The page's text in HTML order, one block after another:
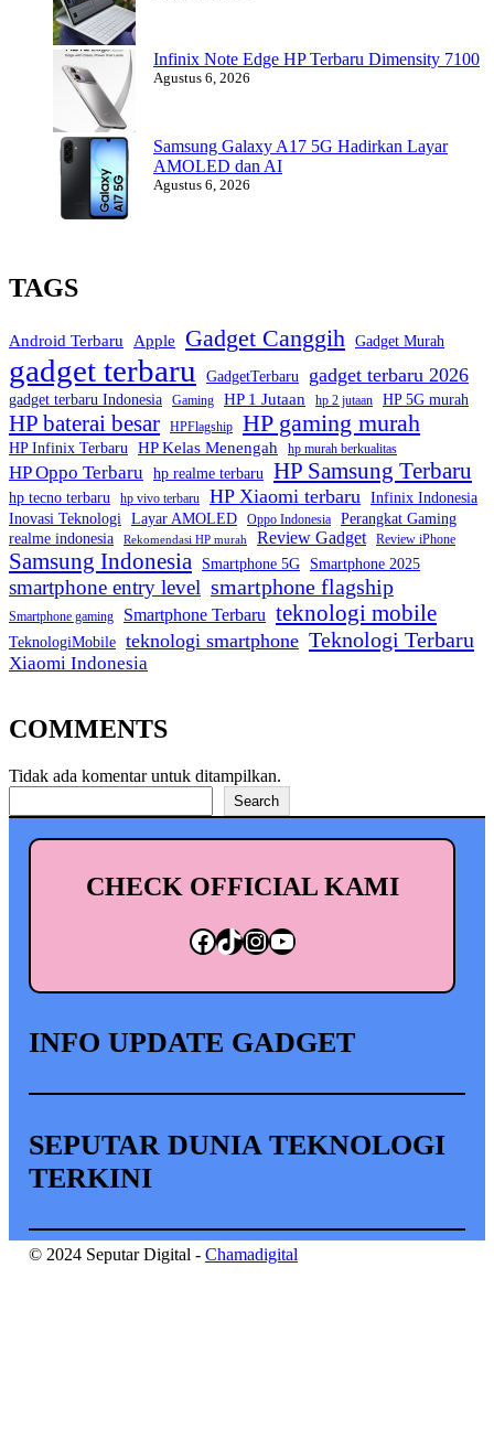
Infinix Note Edge HP Terbaru Dimensity 7100
Agustus 6, 2026
Samsung Galaxy A17 5G Hadirkan Layar
AMOLED dan AI
Agustus 6, 2026
TAGS
Android Terbaru Apple Gadget Canggih Gadget Murah
gadget terbaru GadgetTerbaru gadget terbaru 2026
gadget terbaru Indonesia Gaming HP 1 Jutaan hp 2 jutaan HP 5G murah
HP baterai besar HPFlagship HP gaming murah
HP Infinix Terbaru HP Kelas Menengah hp murah berkualitas
HP Oppo Terbaru hp realme terbaru HP Samsung Terbaru
hp tecno terbaru hp vivo terbaru HP Xiaomi terbaru Infinix Indonesia
Inovasi Teknologi Layar AMOLED Oppo Indonesia
Perangkat Gaming
realme indonesia
Rekomendasi HP murah Review Gadget Review iPhone
Samsung Indonesia Smartphone 5G Smartphone 2025
smartphone entry level smartphone flagship
Smartphone gaming Smartphone Terbaru teknologi mobile
TeknologiMobile teknologi smartphone Teknologi Terbaru
Xiaomi Indonesia
COMMENTS
Tidak ada komentar untuk ditampilkan.
Search
CHECK OFFICIAL KAMI
Facebook TikTok InstagramYouTube
INFO UPDATE GADGET
SEPUTAR DUNIA TEKNOLOGI
TERKINI
© 2024 Seputar Digital - Chamadigital